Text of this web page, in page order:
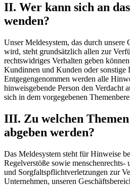
II. Wer kann sich an
wenden?
Unser Meldesystem, das durch unsere
wird, steht grundsätzlich allen zur
rechtswidriges Verhalten geben
Kundinnen und Kunden oder sonstige
Entgegengenommen werden alle
hinweisgebende Person den Verdacht
sich in dem vorgegebenen
III. Zu welchen
abgeben werden?
Das Meldesystem steht für Hinweise
Regelverstöße sowie
und Sorgfaltspflichtverletzungen zur
Unternehmen, unseren